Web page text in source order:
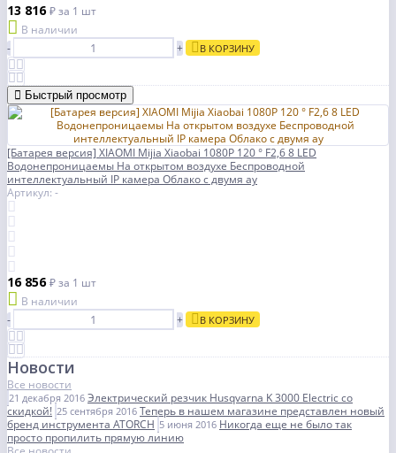
13 816₽за 1 шт
В наличии
-
+ В КОРЗИНУ
Быстрый просмотр
[Батарея версия] XIAOMI Mijia Xiaobai 1080P 120 ° F2,6 8 LED
Водонепроницаемы На открытом воздухе Беспроводной
интеллектуальный IP камера Облако с двумя ау
Артикул: -
16 856₽за 1 шт
В наличии
-
+ В КОРЗИНУ
Новости
Все новости
21 декабря 2016 Электрический резчик Husqvarna K 3000 Electric со
скидкой! 25 сентября 2016 Теперь в нашем магазине представлен новый
бренд инструмента ATORCH 5 июня 2016 Никогда еще не было так
просто пропилить прямую линию